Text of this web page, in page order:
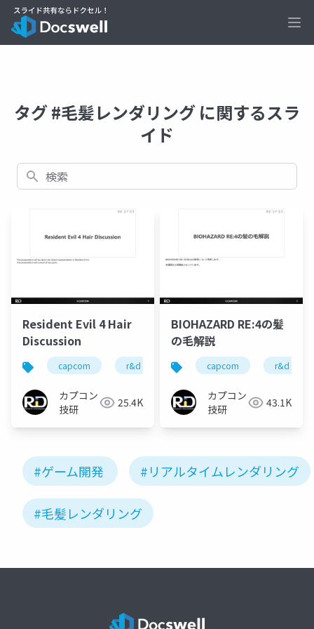
タグ #毛髪レンダリング に関するスラ
イド
検索
Resident Evil 4 Hair
Discussion
capcom r&d カプコン カプコン技研
カプコン
技研
25.4K
BIOHAZARD RE:4の髪
の毛解説
capcom r&d
カプコン
技研
43.1K
#ゲーム開発 #リアルタイムレンダリング
#毛髪レンダリング